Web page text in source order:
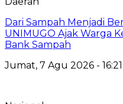
Dari Sampah Menjadi
UNIMUGO Ajak Warga
Bank Sampah
Jumat, 7 Agu 2026 -